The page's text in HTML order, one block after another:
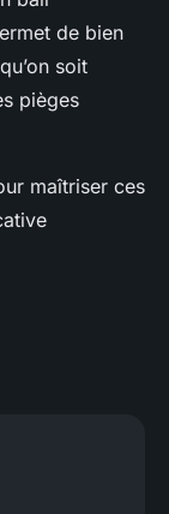
de bien
soit
pièges
maîtriser ces